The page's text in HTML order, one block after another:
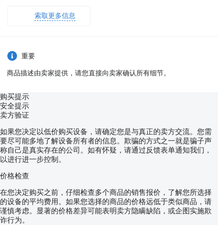
索取更多信息
重要
商品描述由卖家提供，请您直接向卖家确认所有细节。
购买提示
安全提示
卖方验证
如果您决定以低价购买设备，请确定您是与真正的卖方交流。您需
要尽可能多地了解设备所有者的信息。欺骗的方式之一就是骗子声
称自己是真实存在的公司。如有怀疑，请通过反馈表单通知我们，
以进行进一步控制。
价格检查
在您决定购买之前，仔细检查多个商品的销售报价，了解您所选择
的设备的平均费用。如果您选择的商品的价格远低于类似商品，请
谨慎考虑。显著的价格差异可能表明卖方隐瞒缺陷，或企图实施欺
诈行为。